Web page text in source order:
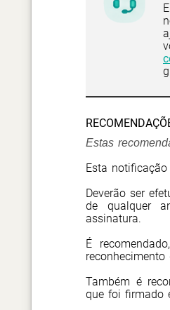
Estas
Esta
Deverão ser
de qualquer
assinatura.
É
Também é
que foi firmado